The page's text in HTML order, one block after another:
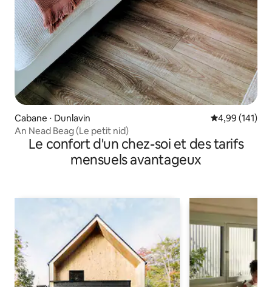
Cabane ⋅ Dunlavin Évaluation
4,99 (141)
An Nead Beag (Le petit nid)
Le confort d'un chez-soi et des tarifs
mensuels avantageux